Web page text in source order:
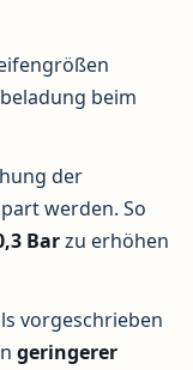
beim
der
werden. So
Barzu erhöhen
vorgeschrieben
geringerer